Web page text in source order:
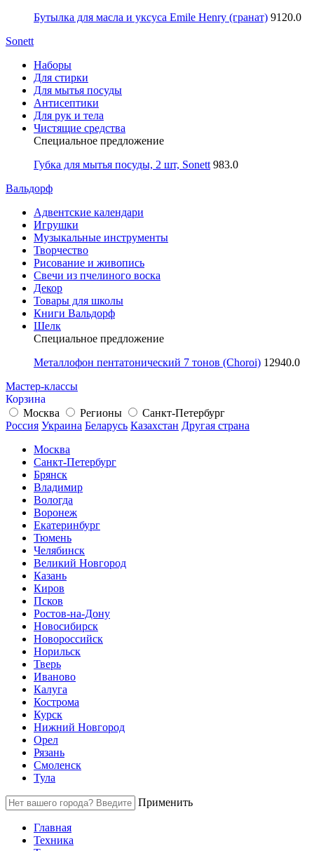
Бутылка для масла и уксуса Emile Henry (гранат) 9120.0
Sonett
Наборы
Для стирки
Для мытья посуды
Антисептики
Для рук и тела
Чистящие средства
Специальное предложение
Губка для мытья посуды, 2 шт, Sonett 983.0
Вальдорф
Адвентские календари
Игрушки
Музыкальные инструменты
Творчество
Рисование и живопись
Свечи из пчелиного воска
Декор
Товары для школы
Книги Вальдорф
Шелк
Специальное предложение
Металлофон пентатонический 7 тонов (Choroi) 12940.0
Мастер-классы
Корзина
Москва
Регионы
Санкт-Петербург
Россия Украина Беларусь Казахстан Другая страна
Москва
Санкт-Петербург
Брянск
Владимир
Вологда
Воронеж
Екатеринбург
Тюмень
Челябинск
Великий Новгород
Казань
Киров
Псков
Ростов-на-Дону
Новосибирск
Новороссийск
Норильск
Тверь
Иваново
Калуга
Кострома
Курск
Нижний Новгород
Орел
Рязань
Смоленск
Тула
Применить
Главная
Техника